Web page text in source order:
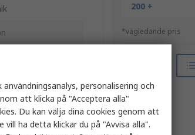
200 +
*vägledande pris
personalisering och
att klicka på "Acceptera alla"
Du kan välja dina cookies genom att
ha detta klickar du på "Avvisa alla".